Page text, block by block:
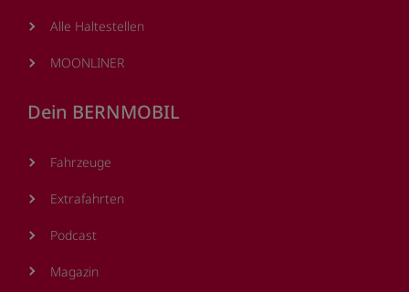
Alle Haltestellen
MOONLINER
Dein BERNMOBIL
Fahrzeuge
Extrafahrten
Podcast
Magazin